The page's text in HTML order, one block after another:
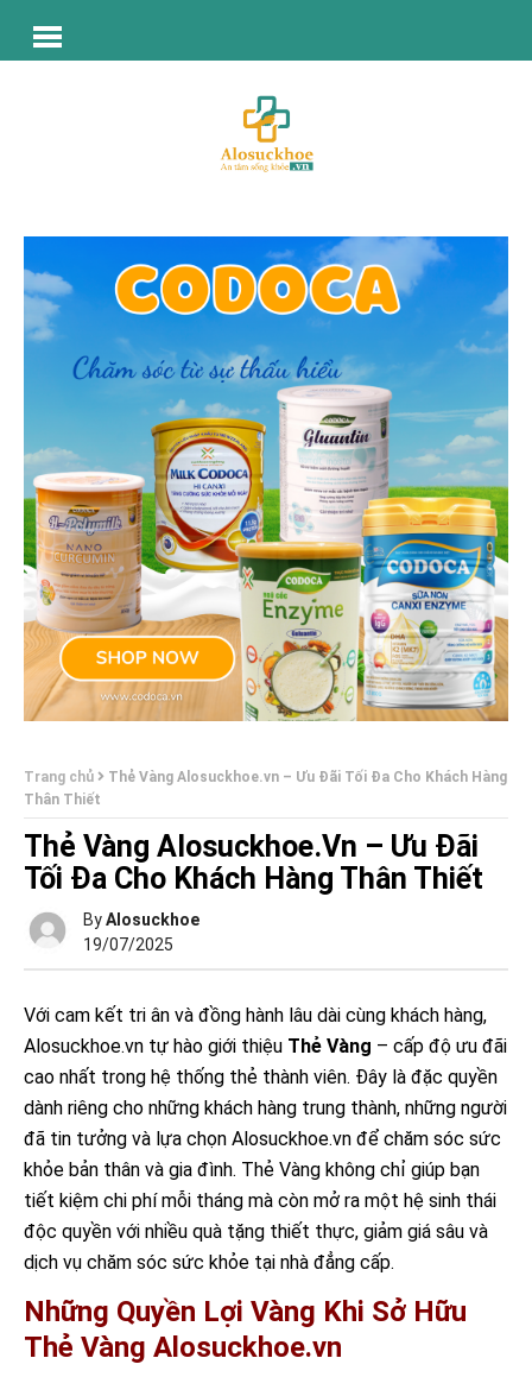
Trang chủ
Thẻ Vàng Alosuckhoe.vn – Ưu Đãi Tối Đa Cho Khách Hàng
Thân Thiết
Thẻ Vàng Alosuckhoe.vn – Ưu Đãi
Tối Đa Cho Khách Hàng Thân Thiết
ByAlosuckhoe
19/07/2025
Với cam kết tri ân và đồng hành lâu dài cùng khách hàng,
Alosuckhoe.vn tự hào giới thiệu Thẻ Vàng – cấp độ ưu đãi
cao nhất trong hệ thống thẻ thành viên. Đây là đặc quyền
dành riêng cho những khách hàng trung thành, những người
đã tin tưởng và lựa chọn Alosuckhoe.vn để chăm sóc sức
khỏe bản thân và gia đình. Thẻ Vàng không chỉ giúp bạn
tiết kiệm chi phí mỗi tháng mà còn mở ra một hệ sinh thái
độc quyền với nhiều quà tặng thiết thực, giảm giá sâu và
dịch vụ chăm sóc sức khỏe tại nhà đẳng cấp.
Những Quyền Lợi Vàng Khi Sở Hữu
Thẻ Vàng Alosuckhoe.vn